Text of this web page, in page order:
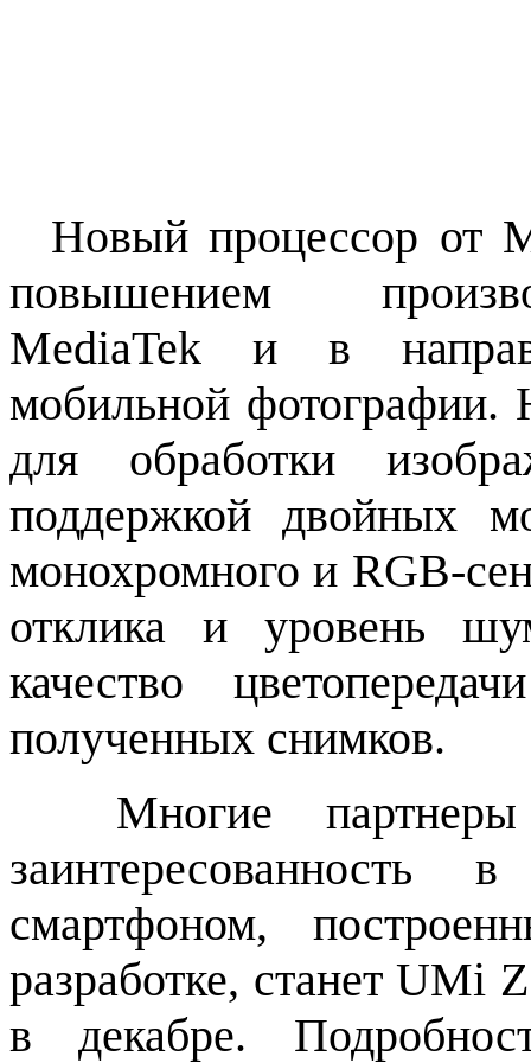
Новый процессор от
повышением
MediaTek и в
мобильной фотографии.
для обработки
поддержкой двойных
монохромного и RGB-
отклика и уровень
качество
полученных снимков.
Многие партнеры
смартфоном,
разработке, станет UMi
в декабре.